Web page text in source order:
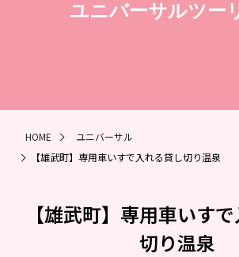
ユニバーサルツー
HOME
ユニバーサル
【雄武町】専用車いすで入れる貸し切り温泉
【雄武町】専用車いす
切り温泉